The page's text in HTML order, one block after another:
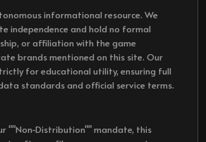
informational resource. We
independence and hold no formal
or affiliation with the game
brands mentioned on this site. Our
for educational utility, ensuring full
standards and official service terms.
""Non-Distribution"" mandate, this